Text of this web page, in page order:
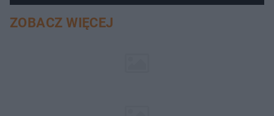
ZOBACZ WIĘCEJ